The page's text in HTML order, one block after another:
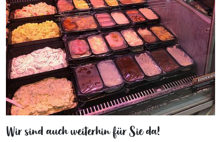
Wir sind auch weiterhin für Sie da!